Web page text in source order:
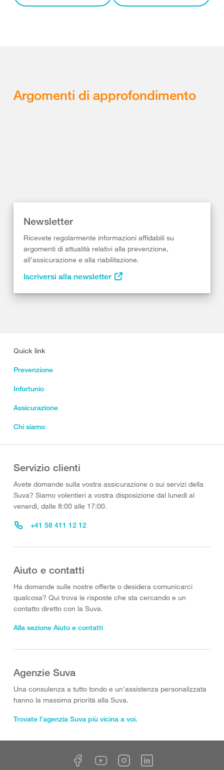
Argomenti di approfondimento
Newsletter
Ricevete regolarmente informazioni affidabili su
argomenti di attualità relativi alla prevenzione,
all’assicurazione e alla riabilitazione.
Iscriversi alla newsletter
Quick link
Prevenzione
Infortunio
Assicurazione
Chi siamo
Servizio clienti
Avete domande sulla vostra assicurazione o sui servizi della
Suva? Siamo volentieri a vostra disposizione dal lunedì al
venerdì, dalle 8:00 alle 17:00.
+41 58 411 12 12
Aiuto e contatti
Ha domande sulle nostre offerte o desidera comunicarci
qualcosa? Qui trova le risposte che sta cercando e un
contatto diretto con la Suva.
Alla sezione Aiuto e contatti
Agenzie Suva
Una consulenza a tutto tondo e un’assistenza personalizzata
hanno la massima priorità alla Suva.
Trovate l’agenzia Suva più vicina a voi.